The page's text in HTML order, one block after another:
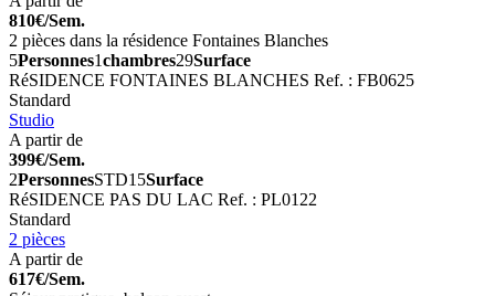
810€/Sem.
2 pièces dans la résidence Fontaines Blanches
5Personnes1chambres29Surface
RéSIDENCE FONTAINES BLANCHES Ref. : FB0625
Standard
Studio
A partir de
399€/Sem.
2PersonnesSTD15Surface
RéSIDENCE PAS DU LAC Ref. : PL0122
Standard
2 pièces
A partir de
617€/Sem.